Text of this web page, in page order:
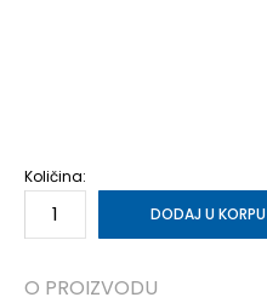
Količina:
DODAJ U KORPU
O PROIZVODU